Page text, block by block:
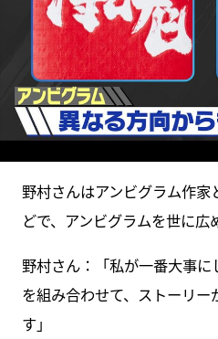
野村さんはアンビグラム作
どで、アンビグラムを世に広
野村さん：「私が一番大事
を組み合わせて、ストーリ
す」